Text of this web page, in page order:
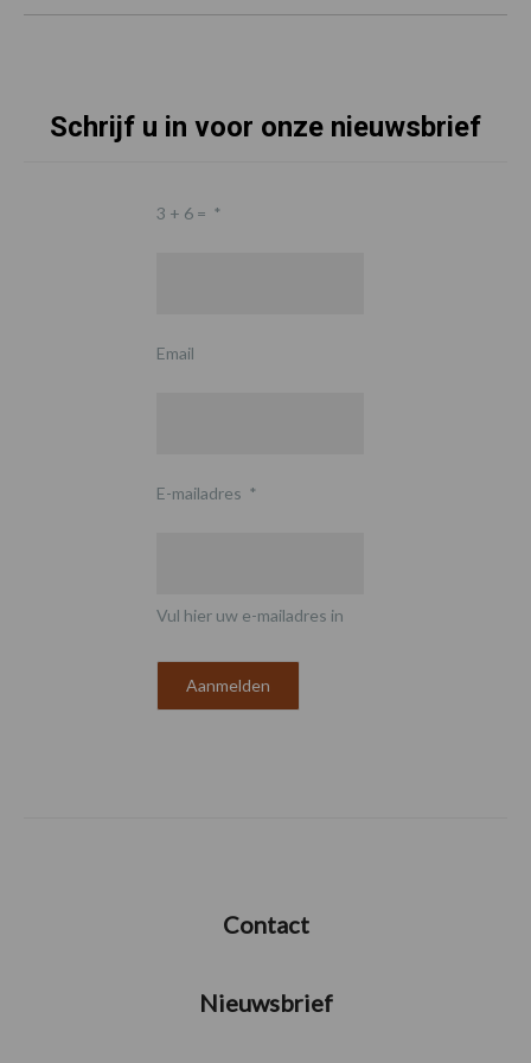
Schrijf u in voor onze nieuwsbrief
3 + 6 = *
Email
E-mailadres *
Vul hier uw e-mailadres in
Contact
Nieuwsbrief